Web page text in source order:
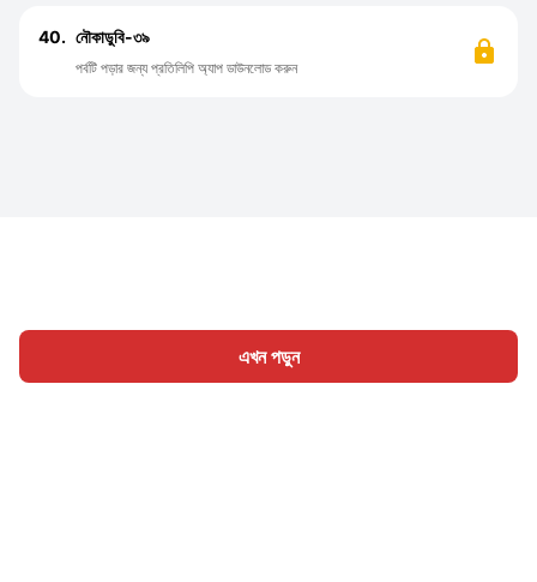
এখন পড়ুন
40. নৌকাডুবি-৩৯
পর্বটি পড়ার জন্য প্রতিলিপি অ্যাপ ডাউনলোড করুন
হোম শ্রেণী লিখুন প্রবন্ধ সাইন ইন